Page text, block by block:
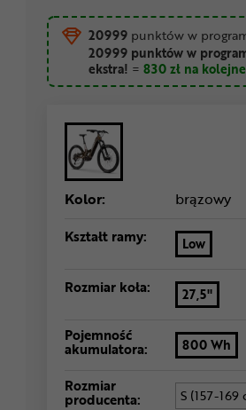
20999 punktów w
20999 punktów w
ekstra! = 830 zł na
Kolor: brązowy
Kształt ramy: Low
Rozmiar koła: 27,5"
Pojemność
akumulatora: 800 Wh
Rozmiar
producenta: S (157-169